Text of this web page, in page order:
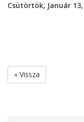
Csütörtök, Január 13,
« Vissza